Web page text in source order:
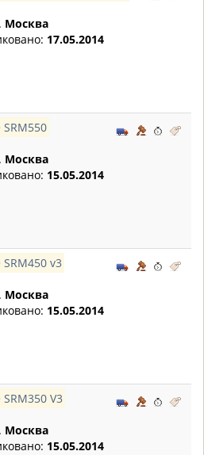
Москва
17.05.2014
Москва
15.05.2014
v3
Москва
15.05.2014
V3
Москва
15.05.2014